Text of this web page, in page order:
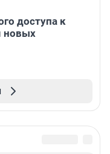
доступа к
новых